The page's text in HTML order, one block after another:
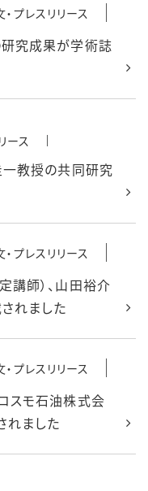
・プレスリリース
究成果が学術誌
ース
教授の共同研究
・プレスリリース
講師）、山田裕介
れました
・プレスリリース
スモ石油株式会
れました